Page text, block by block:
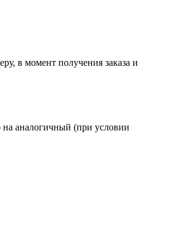
в момент получения заказа и
аналогичный (при условии